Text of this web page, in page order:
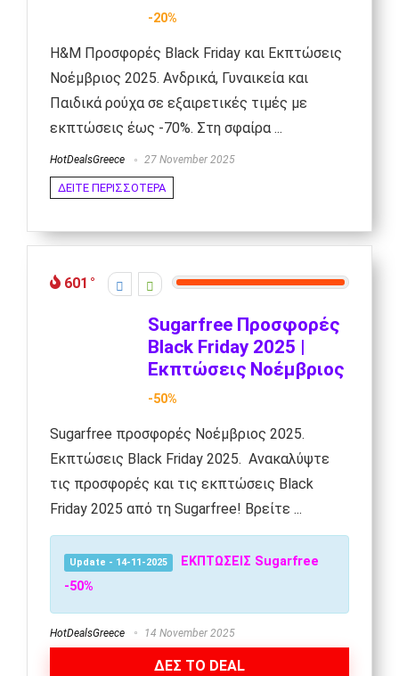
-20%
H&M Προσφορές Black Friday και Εκπτώσεις
Νοέμβριος 2025. Ανδρικά, Γυναικεία και
Παιδικά ρούχα σε εξαιρετικές τιμές με
εκπτώσεις έως -70%. Στη σφαίρα ...
HotDealsGreece 27 November 2025
ΔΕΙΤΕ ΠΕΡΙΣΣΟΤΕΡΑ
601
Sugarfree Προσφορές
Black Friday 2025 |
Εκπτώσεις Νοέμβριος
-50%
Sugarfree προσφορές Νοέμβριος 2025.
Eκπτώσεις Black Friday 2025. Ανακαλύψτε
τις προσφορές και τις εκπτώσεις Black
Friday 2025 από τη Sugarfree! Βρείτε ...
Update - 14-11-2025
ΕΚΠΤΩΣΕΙΣ Sugarfree
-50%
HotDealsGreece 14 November 2025
ΔΕΣ ΤΟ DEAL